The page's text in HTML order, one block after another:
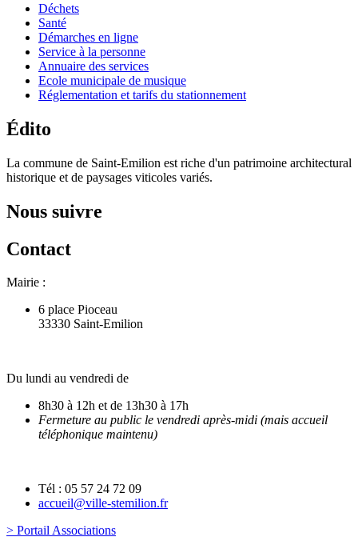
Déchets
Santé
Démarches en ligne
Service à la personne
Annuaire des services
Ecole municipale de musique
Réglementation et tarifs du stationnement
Édito
La commune de Saint-Emilion est riche d'un patrimoine architectural
historique et de paysages viticoles variés.
Nous suivre
Contact
Mairie :
6 place Pioceau
33330 Saint-Emilion
Du lundi au vendredi de
8h30 à 12h et de 13h30 à 17h
Fermeture au public le vendredi après-midi (mais accueil
téléphonique maintenu)
Tél : 05 57 24 72 09
accueil@ville-stemilion.fr
> Portail Associations